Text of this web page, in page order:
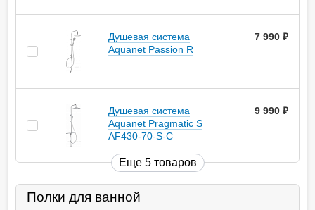
Душевая система
Aquanet Passion R
7 990
Душевая система
Aquanet Pragmatic S
AF430-70-S-C
9 990
Еще 5 товаров
Полки для ванной